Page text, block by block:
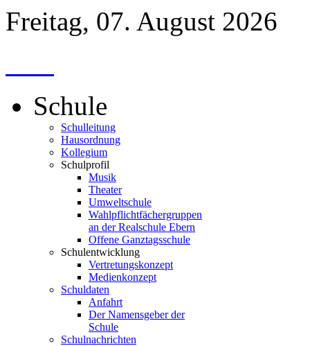
Freitag, 07. August 2026
Schule
Schulleitung
Hausordnung
Kollegium
Schulprofil
Musik
Theater
Umweltschule
Wahlpflichtfächergruppen
an der Realschule Ebern
Offene Ganztagsschule
Schulentwicklung
Vertretungskonzept
Medienkonzept
Schuldaten
Anfahrt
Der Namensgeber der
Schule
Schulnachrichten